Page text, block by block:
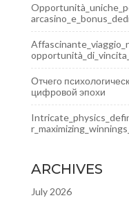
Отчего
цифровой эпохи
ARCHIVES
July 2026